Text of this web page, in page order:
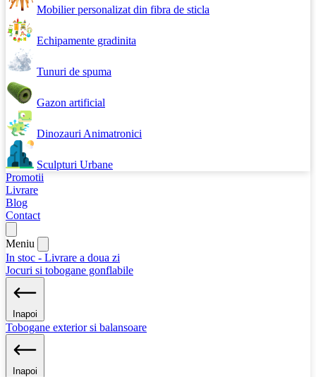
Mobilier personalizat din fibra de sticla
Echipamente gradinita
Tunuri de spuma
Gazon artificial
Dinozauri Animatronici
Sculpturi Urbane
Promotii
Livrare
Blog
Contact
Meniu
In stoc - Livrare a doua zi
Jocuri si tobogane gonflabile
Inapoi
Tobogane exterior si balansoare
Inapoi